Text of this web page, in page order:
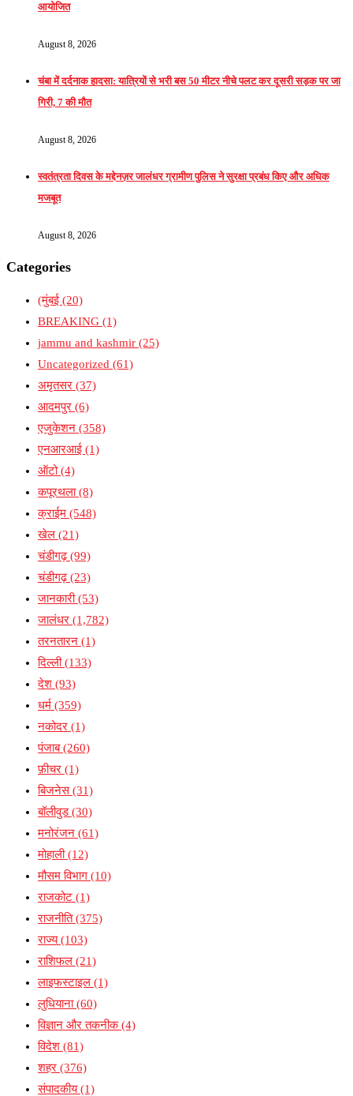
आयोजित
August 8, 2026
चंबा में दर्दनाक हादसा: यात्रियों से भरी बस 50 मीटर नीचे पलट कर दूसरी सड़क पर जा
गिरी, 7 की मौत
August 8, 2026
स्वतंत्रता दिवस के मद्देनज़र जालंधर ग्रामीण पुलिस ने सुरक्षा प्रबंध किए और अधिक
मजबूत
August 8, 2026
Categories
(मुंबई (20)
BREAKING (1)
jammu and kashmir (25)
Uncategorized (61)
अमृतसर (37)
आदमपुर (6)
एजुकेशन (358)
एनआरआई (1)
ऑटो(4)
कपूरथला(8)
क्राईम (548)
खेल (21)
चंडीगढ़(99)
चंडीगढ़(23)
जानकारी(53)
जालंधर (1,782)
तरनतारन (1)
दिल्ली(133)
देश (93)
धर्म (359)
नकोदर (1)
पंजाब(260)
फ़ीचर (1)
बिजनेस(31)
बॉलीवुड(30)
मनोरंजन (61)
मोहाली(12)
मौसम विभाग (10)
राजकोट (1)
राजनीति(375)
राज्य(103)
राशिफल (21)
लाइफस्टाइल (1)
लुधियाना(60)
विज्ञान और तकनीक(4)
विदेश (81)
शहर (376)
संपादकीय(1)